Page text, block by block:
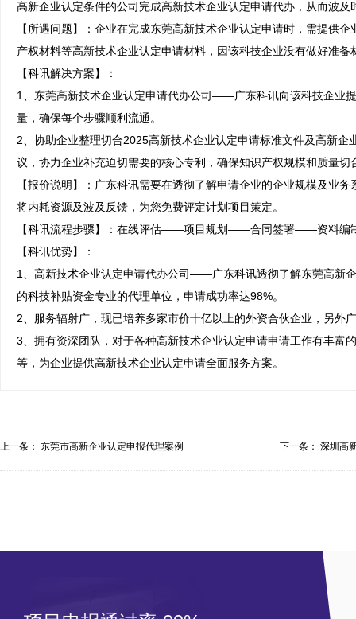
高新企业认定条件的公司完成高新技术企业认定申请代办，从而波及
【所遇问题】：企业在完成东莞高新技术企业认定申请时，需提供
产权材料等高新技术企业认定申请材料，因该科技企业没有做好准备
【科讯解决方案】：
1、东莞高新技术企业认定申请代办公司——广东科讯向该科技企业
量，确保每个步骤顺利流通。
2、协助企业整理切合2025高新技术企业认定申请标准文件及高新
议，协力企业补充迫切需要的核心专利，确保知识产权规模和质量
【报价说明】：广东科讯需要在透彻了解申请企业的企业规模及业
将内耗资源及波及反馈，为您免费评定计划项目策定。
【科讯流程步骤】：在线评估——项目规划——合同签署——资料
【科讯优势】：
1、高新技术企业认定申请代办公司——广东科讯透彻了解东莞高新
的科技补贴资金专业的代理单位，申请成功率达98%。
2、服务辐射广，现已培养多家市价十亿以上的外资合伙企业，另外
3、拥有资深团队，对于各种高新技术企业认定申请申请工作有丰富
等，为企业提供高新技术企业认定申请全面服务方案。
上一条： 东莞市高新企业认定申报代理案例 下一条： 深圳高